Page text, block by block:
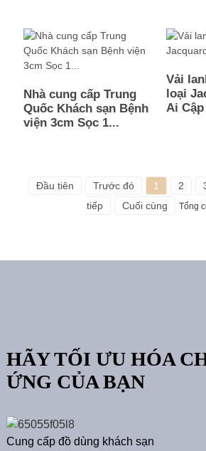
Nhà cung cấp Trung
Quốc Khách sạn Bệnh
viện 3cm Sọc 1...
Vải
loại
Ai Cập
Đầu tiên Trước đó 1 2
tiếp
Cuối cùng Tổng
HÃY TỐI ƯU HÓA
ỨNG CỦA BẠN
Cung cấp đồ dùng khách sạn